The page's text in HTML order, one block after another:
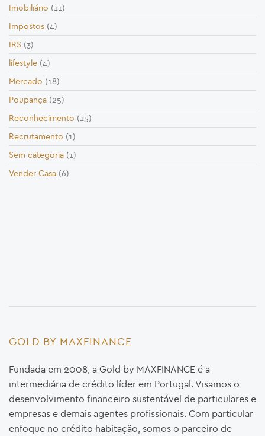
Imobiliário (11)
Impostos (4)
IRS (3)
lifestyle (4)
Mercado (18)
Poupança (25)
Reconhecimento (15)
Recrutamento (1)
Sem categoria (1)
Vender Casa (6)
GOLD BY MAXFINANCE
Fundada em 2008, a Gold by MAXFINANCE é a
intermediária de crédito líder em Portugal. Visamos o
desenvolvimento financeiro sustentável de particulares e
empresas e demais agentes profissionais. Com particular
enfoque no crédito habitação, somos o parceiro de